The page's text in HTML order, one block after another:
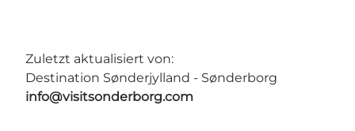
Zuletzt aktualisiert von:
Destination Sønderjylland - Sønderborg
info@visitsonderborg.com